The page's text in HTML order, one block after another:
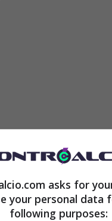
nel caso in cui
la Real
asks for
your personal data
following purposes: